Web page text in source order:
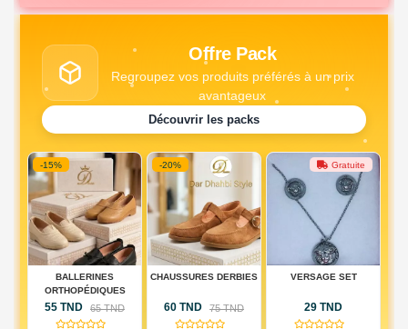
Offre Pack
Regroupez vos produits préférés à un prix
avantageux
Découvrir les packs
-15%
BALLERINES
ORTHOPÉDIQUES
55 TND 65 TND
(0)
-20%
CHAUSSURES DERBIES
60 TND 75 TND
(0)
Gratuite
VERSAGE SET
29 TND
(0)